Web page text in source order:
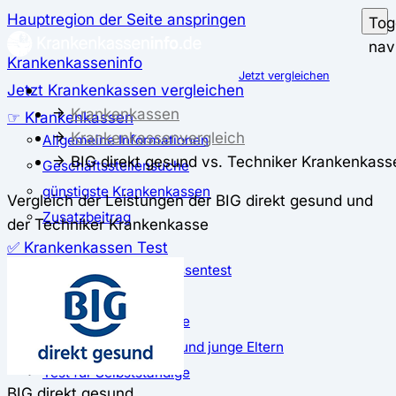
Hauptregion der Seite anspringen
Krankenkasseninfo
Jetzt Krankenkassen vergleichen
☞ Krankenkassen
Allgemeine Informationen
Geschäftsstellensuche
günstigste Krankenkassen
Zusatzbeitrag
✅ Krankenkassen Test
Der große Krankenkassentest
Test für Studierende
Test für Auszubildende
Test für Schwangere und junge Eltern
Test für Selbstständige
Jetzt vergleichen
Krankenkassen
Krankenkassenvergleich
BIG direkt gesund vs. Techniker
Vergleich der Leistungen der BIG direkt gesund und
der Techniker Krankenkasse